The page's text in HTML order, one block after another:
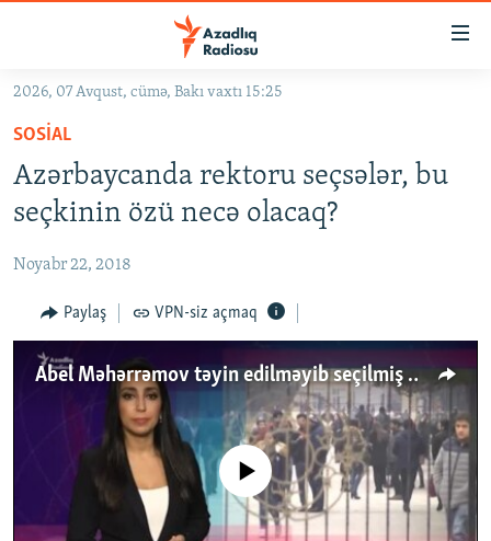
Əsas
qayıt
Əsas
naviqasiyaya
qayıt
Axtarışa
GÜNDƏM
#İZAHLA
KORRUPSIOMETR
#ƏSLINDƏ
FƏRQƏ BAX
QANUNI DOĞRU
ARAŞDIRMA
MULTIMEDIA
FOTOQALEREYA
İNFOQRAFIKA
RADIO ARXIV
AZƏRBAYCAN ƏDƏBIYYATI KITABXANASI
HAQQIMIZDA
MISSIYAMIZ
BIZI IZLƏ
2026, 07 Avqust, cümə, Bakı vaxtı 15:25
SOSIAL
Azərbaycanda rektoru seçsələr, bu
seçkinin özü necə olacaq?
Noyabr 22, 2018
Paylaş VPN-siz açmaq
Abel Məhərrəmov təyin edilməyib seçilmiş olsaydı, universitetdə nələr dəyişərdi?
No media source currently available